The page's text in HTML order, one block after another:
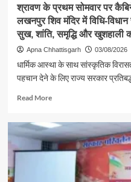
श्रावण के प्रथम सोमवार पर
लखनपुर शिव मंदिर में विधि-
सुख, शांति, समृद्धि और खुशहाली
Apna Chhattisgarh 03/08/2026
धार्मिक आस्था के साथ सांस्कृतिक
पहचान देने के लिए राज्य सरकार
Read MoreRead
श्रावण
के
प्रथम